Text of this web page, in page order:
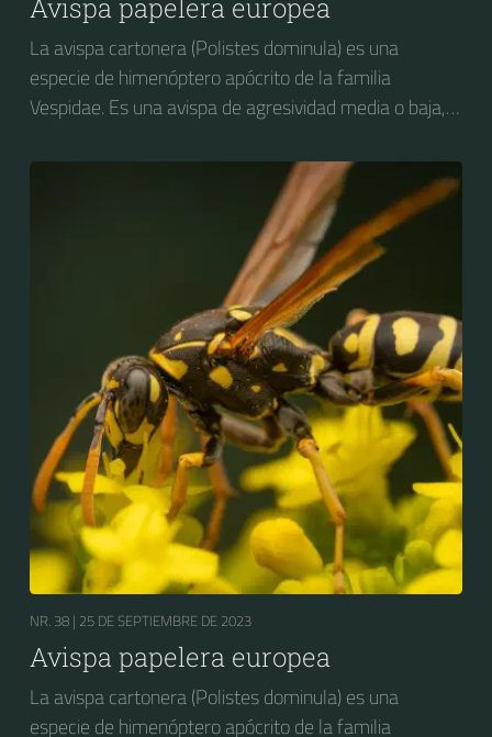
La avispa cartonera (Polistes dominula) es una
especie de himenóptero apócrito de la familia
Vespidae. Es una avispa de agresividad media o baja,
impacto negativo hacia las actividades agropecuarias,
particularmente la fruticultura. Es nativa de Europa y
del norte de África pero ha sido introducida
accidentalmente en Estados Unidos y en la zona
cordillerana de Argentina y Chile, donde está bien
NR. 38 | 25 DE SEPTIEMBRE DE 2023
Avispa papelera europea
La avispa cartonera (Polistes dominula) es una
especie de himenóptero apócrito de la familia